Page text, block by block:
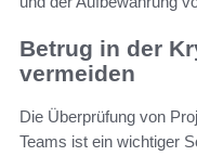
Betrug in der
vermeiden
Die Überprüfung von
Teams ist ein wichtiger